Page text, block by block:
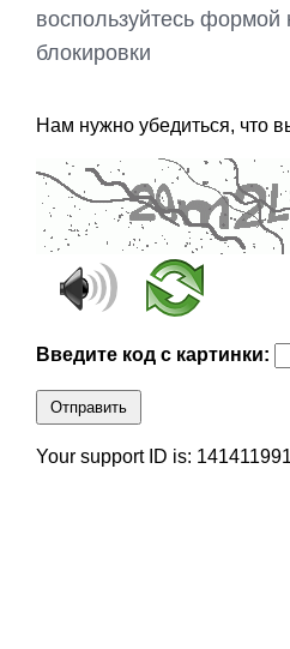
воспользуйтесь
блокировки
Нам нужно убедиться, что
Введите код с картинки:
Отправить
Your support ID is: